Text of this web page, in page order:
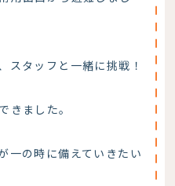
スタッフと一緒に挑戦！
きました。
一の時に備えていきたい